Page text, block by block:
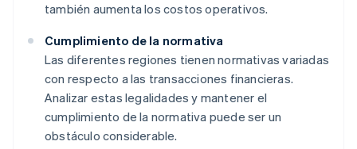
también aumenta los costos operativos.
Cumplimiento de la normativa
Las diferentes regiones tienen normativas variadas
con respecto a las transacciones financieras.
Analizar estas legalidades y mantener el
cumplimiento de la normativa puede ser un
obstáculo considerable.